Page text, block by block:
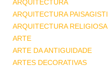
ARQUITECTURA
ARQUITECTURA
ARQUITECTURA RELIGIOSA
ARTE
ARTE DA ANTIGUIDADE
ARTES DECORATIVAS